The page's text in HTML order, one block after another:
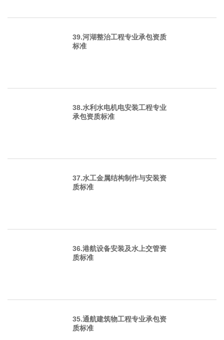
39.河湖整治工程专业承包资质
标准
38.水利水电机电安装工程专业
承包资质标准
37.水工金属结构制作与安装资
质标准
36.港航设备安装及水上交管资
质标准
35.通航建筑物工程专业承包资
质标准